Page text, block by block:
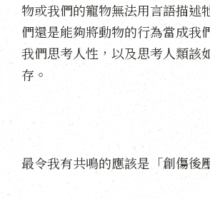
物或我們的寵物無法用言語描述
們還是能夠將動物的行為當成我
我們思考人性，以及思考人類該
存。
最令我有共鳴的應該是「創傷後